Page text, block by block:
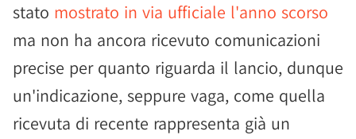
stato mostrato in via ufficiale l'anno scorso
ma non ha ancora ricevuto comunicazioni
precise per quanto riguarda il lancio, dunque
un'indicazione, seppure vaga, come quella
ricevuta di recente rappresenta già un